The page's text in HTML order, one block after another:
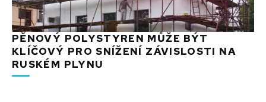
PĚNOVÝ POLYSTYREN MŮŽE BÝT
KLÍČOVÝ PRO SNÍŽENÍ ZÁVISLOSTI NA
RUSKÉM PLYNU